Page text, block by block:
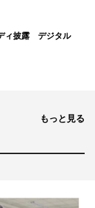
ィ披露 デジタル
もっと見る